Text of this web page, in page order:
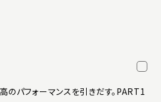
のパフォーマンスを引きだす。PART1